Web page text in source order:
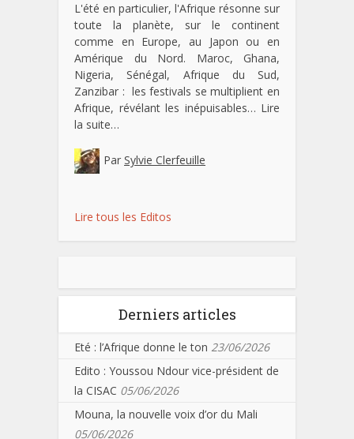
L'été en particulier, l'Afrique résonne sur
toute la planète, sur le continent
comme en Europe, au Japon ou en
Amérique du Nord. Maroc, Ghana,
Nigeria, Sénégal, Afrique du Sud,
Zanzibar : les festivals se multiplient en
Afrique, révélant les inépuisables… Lire
la suite…
Par Sylvie Clerfeuille
Lire tous les Editos
Derniers articles
Eté : l’Afrique donne le ton 23/06/2026
Edito : Youssou Ndour vice-président de
la CISAC 05/06/2026
Mouna, la nouvelle voix d’or du Mali
05/06/2026